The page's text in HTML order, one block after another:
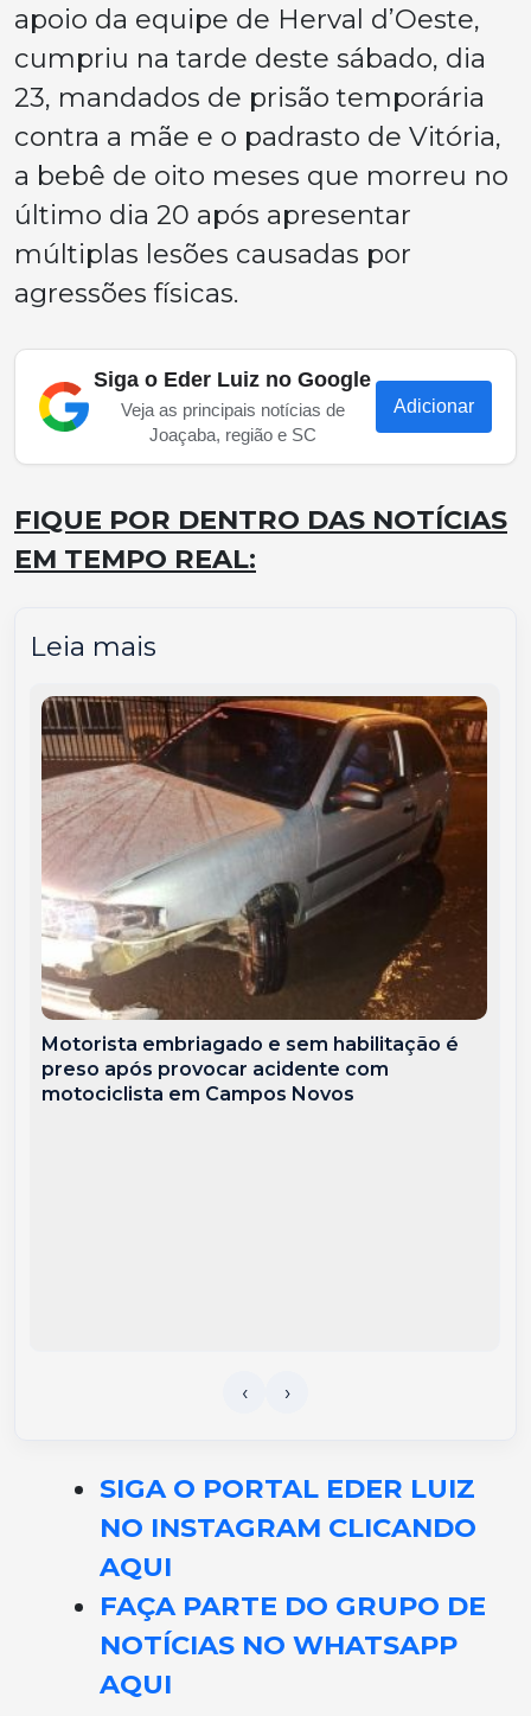
apoio da equipe de Herval d’Oeste,
cumpriu na tarde deste sábado, dia
23, mandados de prisão temporária
contra a mãe e o padrasto de Vitória,
a bebê de oito meses que morreu no
último dia 20 após apresentar
múltiplas lesões causadas por
agressões físicas.
Siga o Eder Luiz no Google
Veja as principais notícias de
Joaçaba, região e SC
Adicionar
FIQUE POR DENTRO DAS NOTÍCIAS
EM TEMPO REAL:
Leia mais
Motorista embriagado e sem habilitação é
preso após provocar acidente com
motociclista em Campos Novos
SIGA O PORTAL EDER LUIZ
NO INSTAGRAM CLICANDO
AQUI
FAÇA PARTE DO GRUPO DE
NOTÍCIAS NO WHATSAPP
AQUI